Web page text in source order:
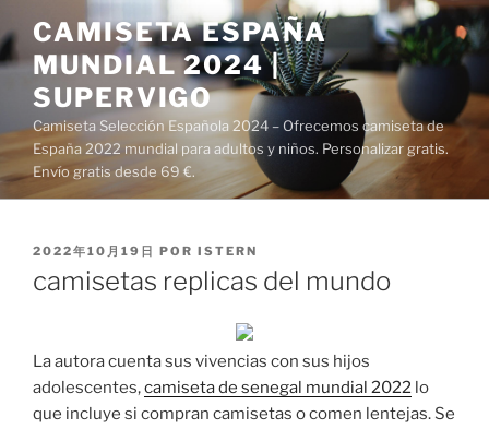
al
contenido
CAMISETA ESPAÑA
MUNDIAL 2024 |
SUPERVIGO
Camiseta Selección Española 2024 – Ofrecemos camiseta de
España 2022 mundial para adultos y niños. Personalizar gratis.
Envío gratis desde 69 €.
PUBLICADO
2022年10月19日 POR ISTERN
camisetas replicas del mundo
La autora cuenta sus vivencias con sus hijos
adolescentes,camiseta de senegal mundial 2022 lo
que incluye si compran camisetas o comen lentejas. Se